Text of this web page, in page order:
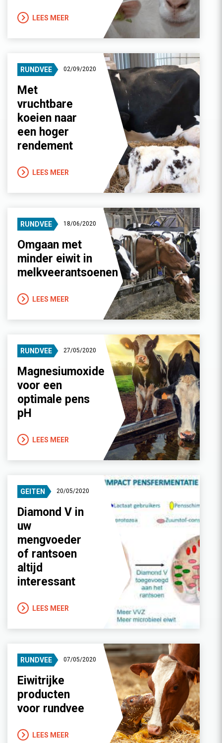
LEES MEER
RUNDVEE 02/09/2020
Met
vruchtbare
koeien naar
een hoger
rendement
LEES MEER
RUNDVEE 18/06/2020
Omgaan met
minder eiwit in
melkveerantsoenen
LEES MEER
RUNDVEE 27/05/2020
Magnesiumoxide
voor een
optimale pens
pH
LEES MEER
GEITEN 20/05/2020
Diamond V in
uw
mengvoeder
of rantsoen
altijd
interessant
LEES MEER
RUNDVEE 07/05/2020
Eiwitrijke
producten
voor rundvee
LEES MEER